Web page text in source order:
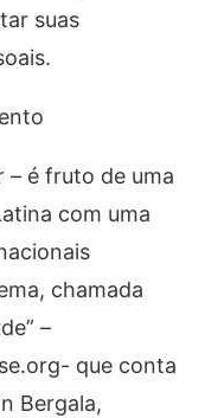
suas
– é fruto de uma
com uma
chamada
–
que conta
Bergala,